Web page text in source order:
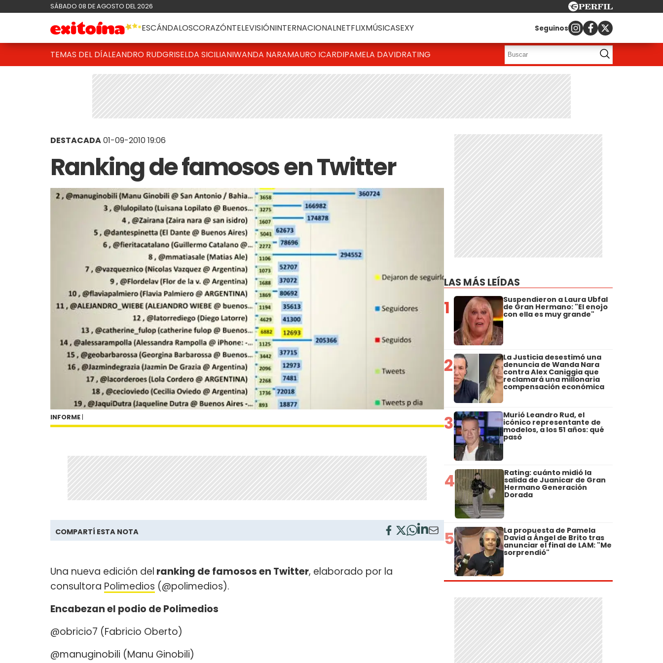
SÁBADO 08 DE AGOSTO DEL 2026
ESCÁNDALOSCORAZÓNTELEVISIÓNINTERNACIONALNETFLIXMÚSICASEXY Seguinos
TEMAS DEL DÍALEANDRO RUDGRISELDA SICILIANIWANDA NARAMAURO ICARDIPAMELA DAVIDRATING
DESTACADA01-09-2010 19:06
Ranking de famosos en Twitter
INFORME |
COMPARTÍ ESTA NOTA
Una nueva edición del ranking de famosos en Twitter, elaborado por la
consultora Polimedios (@polimedios).
Encabezan el podio de Polimedios
@obricio7 (Fabricio Oberto)
@manuginobili (Manu Ginobili)
LAS MÁS LEÍDAS
1 Suspendieron a Laura Ubfal
de Gran Hermano: "El enojo
con ella es muy grande"
2 La Justicia desestimó una
denuncia de Wanda Nara
contra Alex Caniggia que
reclamará una millonaria
compensación económica
3 Murió Leandro Rud, el
icónico representante de
modelos, a los 51 años: qué
pasó
4 Rating: cuánto midió la
salida de Juanicar de Gran
Hermano Generación
Dorada
5 La propuesta de Pamela
David a Ángel de Brito tras
anunciar el final de LAM: "Me
sorprendió"